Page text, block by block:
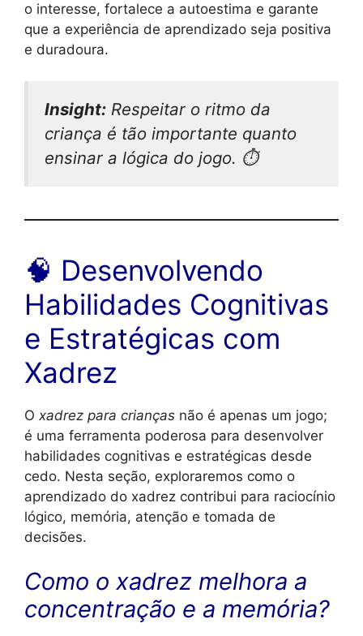
o interesse, fortalece a autoestima e garante
que a experiência de aprendizado seja positiva
e duradoura.
Insight: Respeitar o ritmo da
criança é tão importante quanto
ensinar a lógica do jogo. ⏱️
🧠 Desenvolvendo
Habilidades Cognitivas
e Estratégicas com
Xadrez
O xadrez para crianças não é apenas um jogo;
é uma ferramenta poderosa para desenvolver
habilidades cognitivas e estratégicas desde
cedo. Nesta seção, exploraremos como o
aprendizado do xadrez contribui para raciocínio
lógico, memória, atenção e tomada de
decisões.
Como o xadrez melhora a
concentração e a memória?